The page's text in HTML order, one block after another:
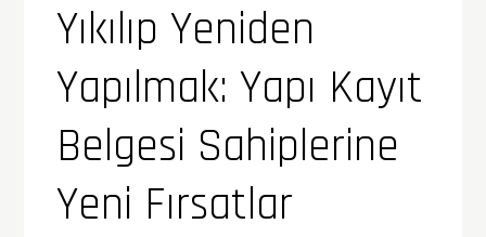
Yıkılıp Yeniden
Yapılmak: Yapı Kayıt
Belgesi Sahiplerine
Yeni Fırsatlar